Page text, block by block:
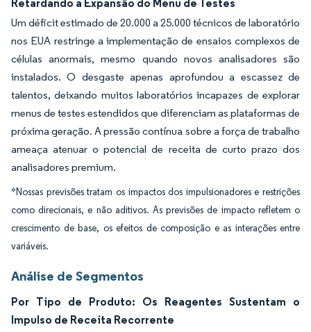
Retardando a Expansão do Menu de Testes
Um déficit estimado de 20.000 a 25.000 técnicos de laboratório
nos EUA restringe a implementação de ensaios complexos de
células anormais, mesmo quando novos analisadores são
instalados. O desgaste apenas aprofundou a escassez de
talentos, deixando muitos laboratórios incapazes de explorar
menus de testes estendidos que diferenciam as plataformas de
próxima geração. A pressão contínua sobre a força de trabalho
ameaça atenuar o potencial de receita de curto prazo dos
analisadores premium.
*Nossas previsões tratam os impactos dos impulsionadores e restrições
como direcionais, e não aditivos. As previsões de impacto refletem o
crescimento de base, os efeitos de composição e as interações entre
variáveis.
Análise de Segmentos
Por Tipo de Produto: Os Reagentes Sustentam o
Impulso de Receita Recorrente